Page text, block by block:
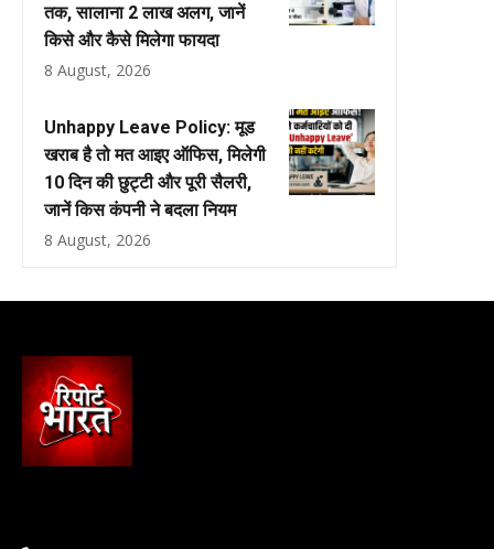
तक, सालाना ₹2 लाख अलग, जानें
किसे और कैसे मिलेगा फायदा
8 August, 2026
Unhappy Leave Policy: मूड
खराब है तो मत आइए ऑफिस, मिलेगी
10 दिन की छुट्टी और पूरी सैलरी,
जानें किस कंपनी ने बदला नियम
8 August, 2026